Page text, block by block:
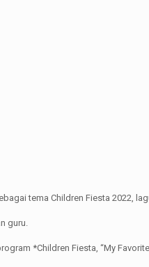
tema Children Fiesta 2022,
guru.
*Children Fiesta, “My